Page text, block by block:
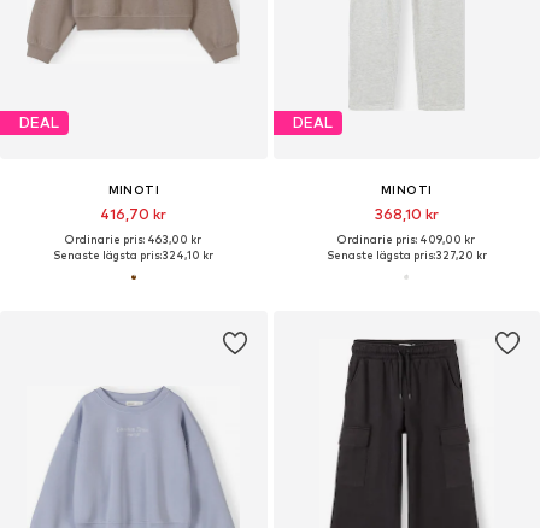
DEAL
MINOTI
416,70 kr
Ordinarie pris: 463,00 kr
Senaste lägsta pris:324,10 kr
DEAL
MINOTI
368,10 kr
Ordinarie pris: 409,00 kr
Senaste lägsta pris:327,20 kr